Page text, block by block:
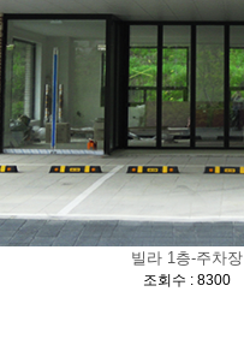
빌라 1층-주차장
조회수 : 8300